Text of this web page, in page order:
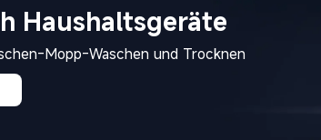
Haushaltsgeräte
Mopp-Waschen und Trocknen